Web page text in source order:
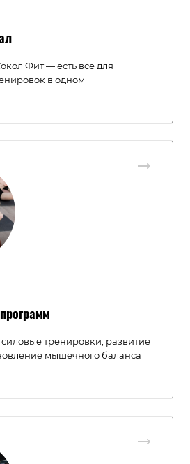
Фит — есть всё для
в одном
тренировки, развитие
мышечного баланса